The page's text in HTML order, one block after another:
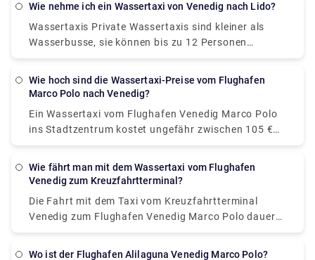
in den letzten Jahren stark gestiegen. Es gibt auch
einen Nachtzuschlag, normalerweise etwa 20 Euro.
Wie nehme ich ein Wassertaxi von Venedig nach Lido?
Wassertaxis Private Wassertaxis sind kleiner als
Wasserbusse, sie können bis zu 12 Personen
befördern. Sie sind schneller, definitiv glamouröser,
oder weniger, um Lido zu erreichen, und sie kosten
Wie hoch sind die Wassertaxi-Preise vom Flughafen
Marco Polo nach Venedig?
Ein Wassertaxi vom Flughafen Venedig Marco Polo
ins Stadtzentrum kostet ungefähr zwischen 105 €
(118,50 US-Dollar) und 135 € (152,40 US-Dollar). Der
Piazzale Roma ins Stadtzentrum liegt zwischen 65 €
günstigste und einfachste Art, zwischen dem
Flughafen und dem Stadtzentrum zu reisen. Der
Sie in nur 20 Minuten in die Innenstadt zum
Wie fährt man mit dem Wassertaxi vom Flughafen
Venedig zum Kreuzfahrtterminal?
Die Fahrt mit dem Taxi vom Kreuzfahrtterminal
Venedig zum Flughafen Venedig Marco Polo dauert
15 bis 20 Minuten. Der im Voraus gebuchte private
Wo ist der Flughafen Alilaguna Venedig Marco Polo?